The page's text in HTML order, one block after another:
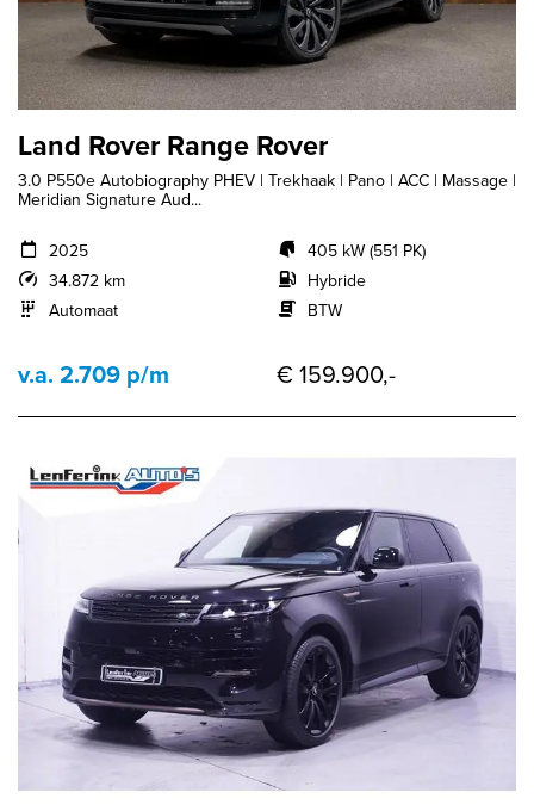
Land Rover Range Rover
3.0 P550e Autobiography PHEV | Trekhaak | Pano | ACC | Massage |
Meridian Signature Aud...
2025
34.872 km
Automaat
405 kW (551 PK)
Hybride
BTW
v.a. 2.709 p/m € 159.900,-